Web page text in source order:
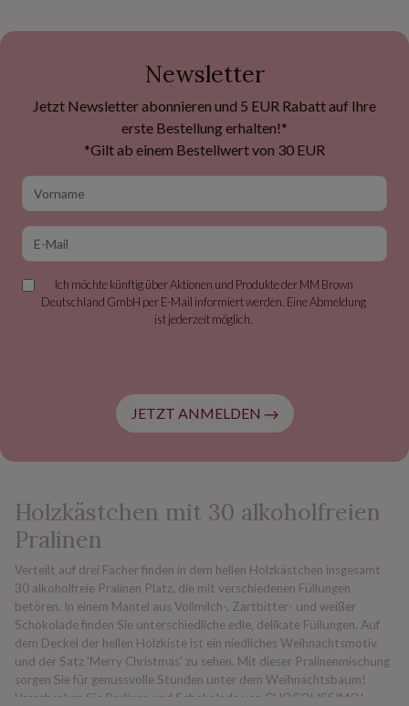
Newsletter
Jetzt Newsletter abonnieren und 5 EUR Rabatt auf Ihre
erste Bestellung erhalten!*
*Gilt ab einem Bestellwert von 30 EUR
Ich möchte künftig über Aktionen und Produkte der MM Brown
Deutschland GmbH per E-Mail informiert werden. Eine Abmeldung
ist jederzeit möglich.
JETZT ANMELDEN
Holzkästchen mit 30 alkoholfreien
Pralinen
Verteilt auf drei Fächer finden in dem hellen Holzkästchen insgesamt
30 alkoholfreie Pralinen Platz, die mit verschiedenen Füllungen
betören. In einem Mantel aus Vollmilch-, Zartbitter- und weißer
Schokolade finden Sie unterschiedliche edle, delikate Füllungen. Auf
dem Deckel der hellen Holzkiste ist ein niedliches Weihnachtsmotiv
und der Satz 'Merry Christmas' zu sehen. Mit dieser Pralinenmischung
sorgen Sie für genussvolle Stunden unter dem Weihnachtsbaum!
Verschenken Sie Pralinen und Schokolade von CHOCOLISSIMO!